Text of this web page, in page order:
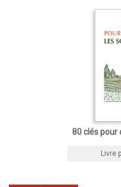
80 clés pour
Livre